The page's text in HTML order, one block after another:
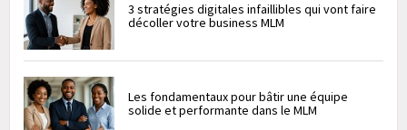
3 stratégies digitales infaillibles qui vont faire
décoller votre business MLM
Les fondamentaux pour bâtir une équipe
solide et performante dans le MLM